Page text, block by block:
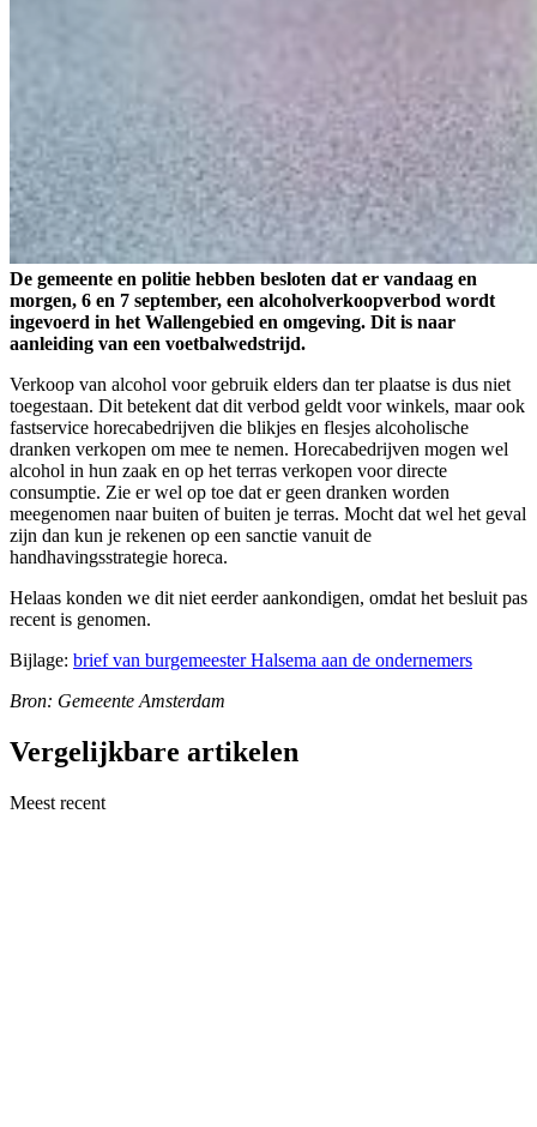
De gemeente en politie hebben besloten dat er vandaag en
morgen, 6 en 7 september, een alcoholverkoopverbod wordt
ingevoerd in het Wallengebied en omgeving. Dit is naar
aanleiding van een voetbalwedstrijd.
Verkoop van alcohol voor gebruik elders dan ter plaatse is dus niet
toegestaan. Dit betekent dat dit verbod geldt voor winkels, maar ook
fastservice horecabedrijven die blikjes en flesjes alcoholische
dranken verkopen om mee te nemen. Horecabedrijven mogen wel
alcohol in hun zaak en op het terras verkopen voor directe
consumptie. Zie er wel op toe dat er geen dranken worden
meegenomen naar buiten of buiten je terras. Mocht dat wel het geval
zijn dan kun je rekenen op een sanctie vanuit de
handhavingsstrategie horeca.
Helaas konden we dit niet eerder aankondigen, omdat het besluit pas
recent is genomen.
Bijlage: brief van burgemeester Halsema aan de ondernemers
Bron: Gemeente Amsterdam
Vergelijkbare artikelen
Meest recent